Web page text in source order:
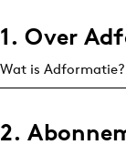
Volg het
1. Over
Wat is Adformatie?
2.